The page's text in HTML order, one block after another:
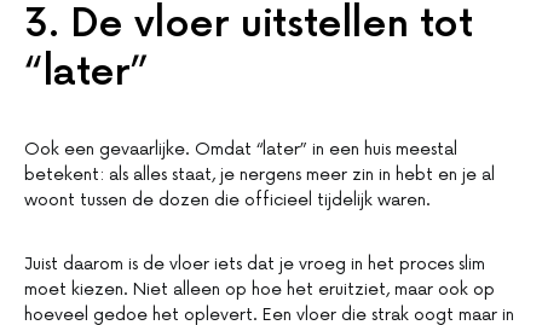
3. De vloer uitstellen tot
“later”
Ook een gevaarlijke. Omdat “later” in een huis meestal
betekent: als alles staat, je nergens meer zin in hebt en je al
woont tussen de dozen die officieel tijdelijk waren.
Juist daarom is de vloer iets dat je vroeg in het proces slim
moet kiezen. Niet alleen op hoe het eruitziet, maar ook op
hoeveel gedoe het oplevert. Een vloer die strak oogt maar in